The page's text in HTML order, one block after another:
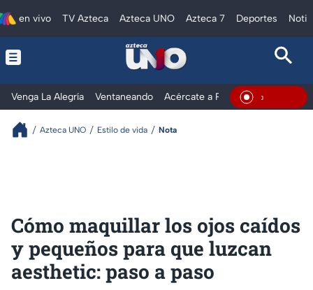
en vivo TV Azteca Azteca UNO Azteca 7 Deportes
Venga La Alegría Ventaneando Acércate a Rocío Al ExtremoEn Vivo
Azteca UNO Estilo de vida Nota
Cómo maquillar los ojos caídos
y pequeños para que luzcan
aesthetic: paso a paso